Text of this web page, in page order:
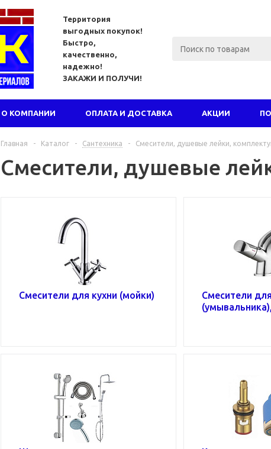
Территория
выгодных покупок!
Быстро,
качественно,
надежно!
ЗАКАЖИ И ПОЛУЧИ!
О КОМПАНИИ ОПЛАТА И ДОСТАВКА АКЦИИ
Главная - Каталог - Сантехника - Смесители, душевые лейки,
Смесители, душевые
Смесители для кухни (мойки)
Смесители